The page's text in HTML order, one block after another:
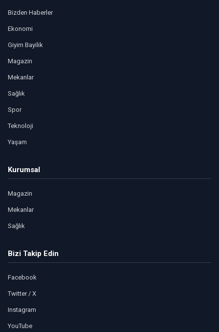
Bizden Haberler
Ekonomi
Giyim Bayilik
Magazin
Mekanlar
Sağlık
Spor
Teknoloji
Yaşam
Kurumsal
Magazin
Mekanlar
Sağlık
Bizi Takip Edin
Facebook
Twitter / X
Instagram
YouTube